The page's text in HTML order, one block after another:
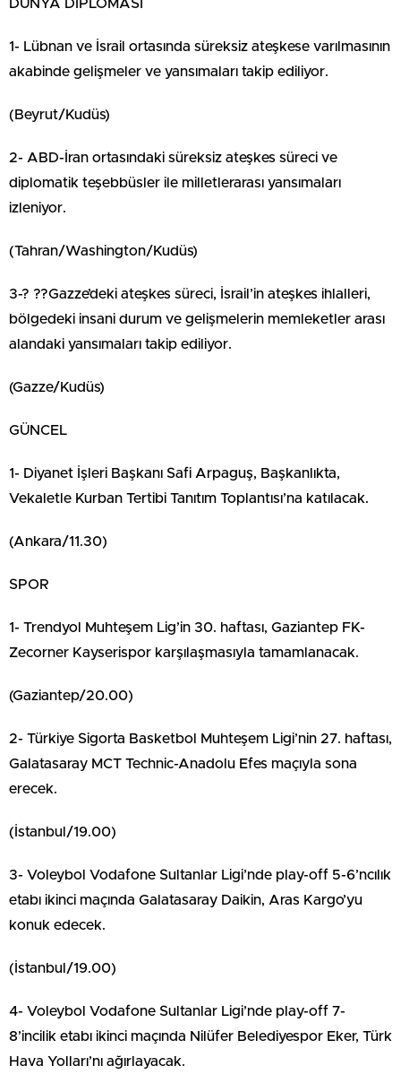
DÜNYA DİPLOMASİ
1- Lübnan ve İsrail ortasında süreksiz ateşkese varılmasının
akabinde gelişmeler ve yansımaları takip ediliyor.
(Beyrut/Kudüs)
2- ABD-İran ortasındaki süreksiz ateşkes süreci ve
diplomatik teşebbüsler ile milletlerarası yansımaları
izleniyor.
(Tahran/Washington/Kudüs)
3-? ??Gazze’deki ateşkes süreci, İsrail’in ateşkes ihlalleri,
bölgedeki insani durum ve gelişmelerin memleketler arası
alandaki yansımaları takip ediliyor.
(Gazze/Kudüs)
GÜNCEL
1- Diyanet İşleri Başkanı Safi Arpaguş, Başkanlıkta,
Vekaletle Kurban Tertibi Tanıtım Toplantısı’na katılacak.
(Ankara/11.30)
SPOR
1- Trendyol Muhteşem Lig’in 30. haftası, Gaziantep FK-
Zecorner Kayserispor karşılaşmasıyla tamamlanacak.
(Gaziantep/20.00)
2- Türkiye Sigorta Basketbol Muhteşem Ligi’nin 27. haftası,
Galatasaray MCT Technic-Anadolu Efes maçıyla sona
erecek.
(İstanbul/19.00)
3- Voleybol Vodafone Sultanlar Ligi’nde play-off 5-6’ncılık
etabı ikinci maçında Galatasaray Daikin, Aras Kargo’yu
konuk edecek.
(İstanbul/19.00)
4- Voleybol Vodafone Sultanlar Ligi’nde play-off 7-
8’incilik etabı ikinci maçında Nilüfer Belediyespor Eker, Türk
Hava Yolları’nı ağırlayacak.